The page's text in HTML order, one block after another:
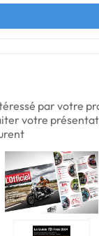
par votre
votre